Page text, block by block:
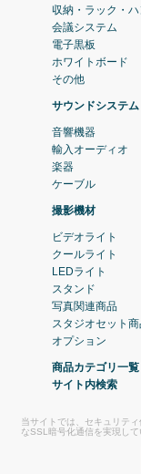
収納・ラック・ハ
会議システム
電子黒板
ホワイトボード
その他
サウンドシステム
音響機器
輸入オーディオ
楽器
ケーブル
撮影機材
ビデオライト
クールライト
LEDライト
スタンド
写真関連商品
スタジオセット
オプション
商品カテゴリ一覧
サイト内検索
当サイトでは、セキュリテ
なSSL暗号化通信を実現して